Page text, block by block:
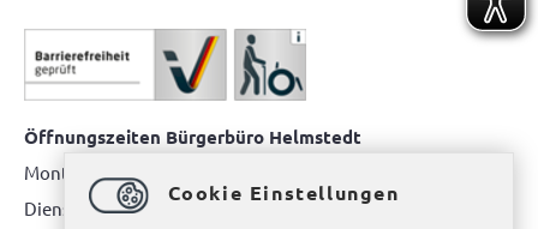
Öffnungszeiten Bürgerbüro Helmstedt
Montag: 08.00 bis 12.00 Uhr
Dienstag: 08.00 bis 12.00 Uhr & 15.00 Uhr bis 17.00 Uhr
Cookie Einstellungen